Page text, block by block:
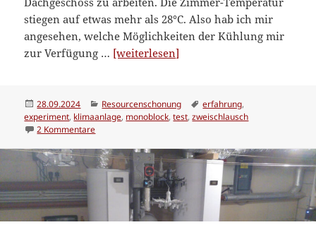
stiegen auf etwas mehr als 28°C. Also hab ich mir
angesehen, welche Möglichkeiten der Kühlung mir
zur Verfügung … [weiterlesen]
Klimaanlage”
Veröffentlicht
am
28.09.2024 Kategorien
Resourcenschonung Schlagwörter
erfahrung,
experiment, klimaanlage, monoblock,test,zweischlausch
2 Kommentarezu Erfahrungen mit Monoblock-Klimaanlage